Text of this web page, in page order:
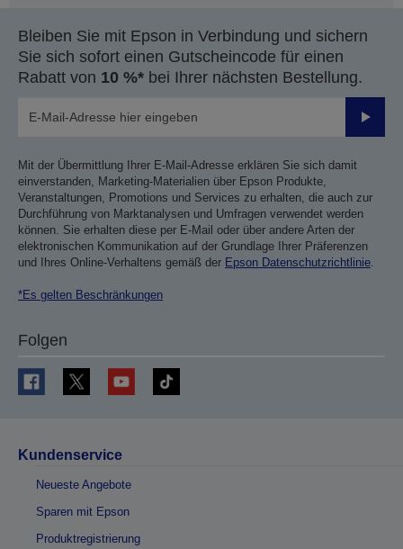
Bleiben Sie mit Epson in Verbindung und sichern
Sie sich sofort einen Gutscheincode für einen
Rabatt von 10 %* bei Ihrer nächsten Bestellung.
Mit der Übermittlung Ihrer E-Mail-Adresse erklären Sie sich damit
einverstanden, Marketing-Materialien über Epson Produkte,
Veranstaltungen, Promotions und Services zu erhalten, die auch zur
Durchführung von Marktanalysen und Umfragen verwendet werden
können. Sie erhalten diese per E-Mail oder über andere Arten der
elektronischen Kommunikation auf der Grundlage Ihrer Präferenzen
und Ihres Online-Verhaltens gemäß der Epson Datenschutzrichtlinie
*Es gelten Beschränkungen
Folgen
Kundenservice
Neueste Angebote
Sparen mit Epson
Produktregistrierung